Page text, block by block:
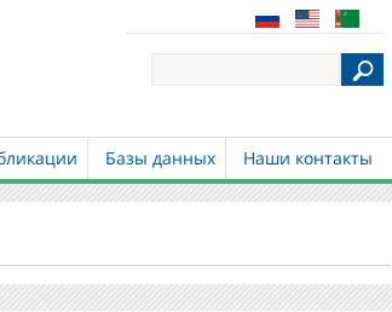
c
h
Базы данных Наши контакты